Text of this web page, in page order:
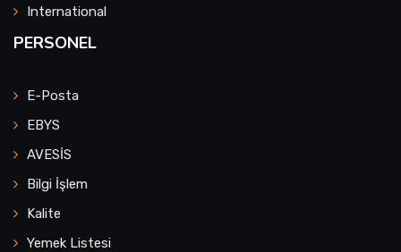
International
PERSONEL
E-Posta
EBYS
AVESİS
Bilgi İşlem
Kalite
Yemek Listesi